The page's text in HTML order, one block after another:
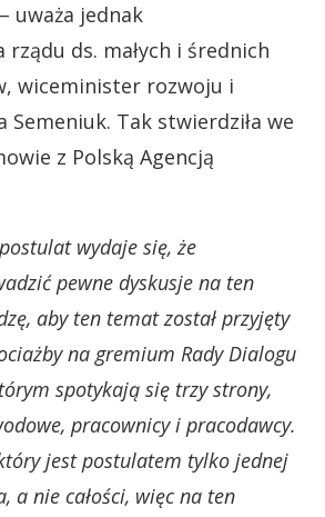
uważa jednak
rządu ds. małych i średnich
wiceminister rozwoju i
Semeniuk. Tak stwierdziła we
z Polską Agencją
wydaje się, że
pewne dyskusje na ten
aby ten temat został przyjęty
na gremium Rady Dialogu
spotykają się trzy strony,
pracownicy i pracodawcy.
jest postulatem tylko jednej
a nie całości, więc na ten